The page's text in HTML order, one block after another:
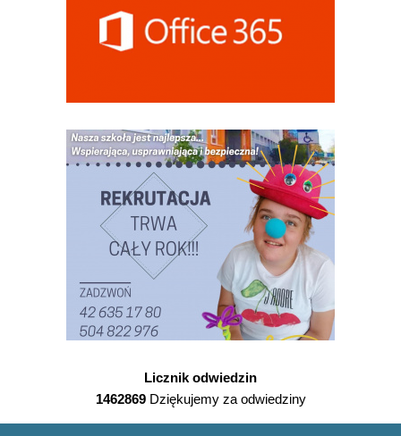
Licznik odwiedzin
1462869Dziękujemy za odwiedziny